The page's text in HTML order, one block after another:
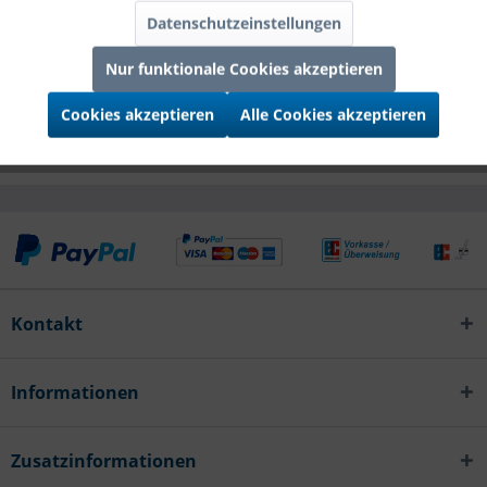
Infos zum Hersteller
Folgende Infos zum Hersteller sind verfübar......mehr
Zubehör 2
Kontakt
Informationen
Zusatzinformationen
Datenschutzeinstellungen
Nur funktionale Cookies akzeptieren
Cookies akzeptieren Alle Cookies akzeptieren